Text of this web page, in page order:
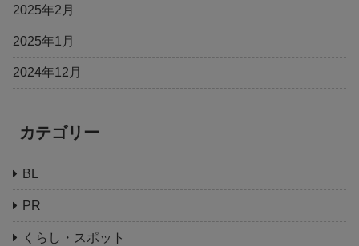
2025年2月
2025年1月
2024年12月
カテゴリー
BL
PR
くらし・スポット